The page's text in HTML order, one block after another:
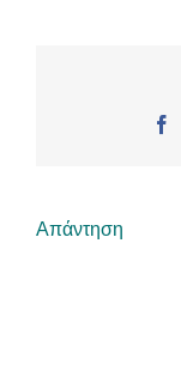
Απάντηση